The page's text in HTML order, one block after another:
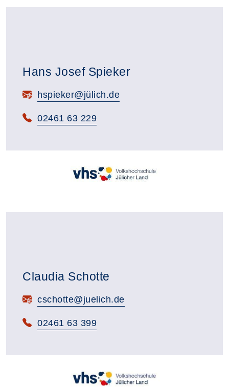
Hans Josef Spieker
E-Mail:hspieker@jülich.de
Telefon:
02461 63 229
Claudia Schotte
E-Mail:cschotte@juelich.de
Telefon:
02461 63 399